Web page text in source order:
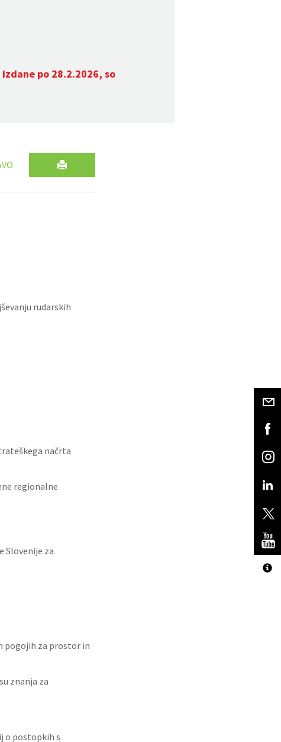
po 28.2.2026, so
rudarskih
načrta
regionalne
Slovenije za
pogojih za prostor in
znanja za
o postopkih s